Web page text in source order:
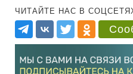
ЧИТАЙТЕ НАС В